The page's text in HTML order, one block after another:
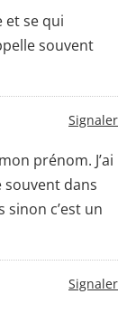
et se qui
souvent
Signaler
prénom. J’ai
dans
sinon c’est un
Signaler